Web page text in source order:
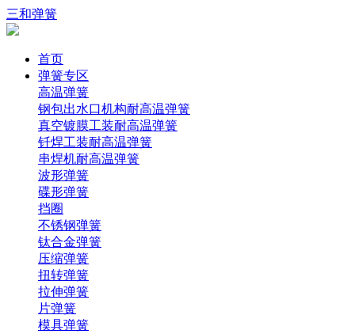
三和弹簧
首页
弹簧专区
高温弹簧
钢包出水口机构耐高温弹簧
真空镀膜工装耐高温弹簧
钎焊工装耐高温弹簧
串焊机耐高温弹簧
波形弹簧
碟形弹簧
挡圈
不锈钢弹簧
钛合金弹簧
压缩弹簧
扭转弹簧
拉伸弹簧
片弹簧
模具弹簧